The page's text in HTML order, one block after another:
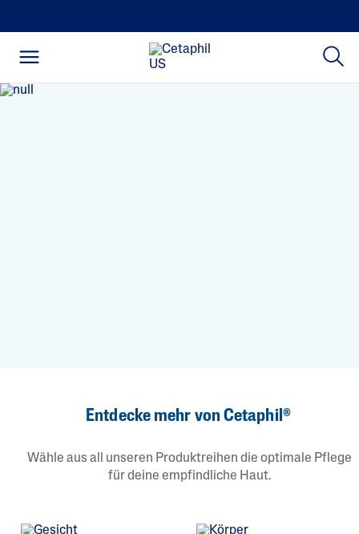
Entdecke mehr von Cetaphil®
Wähle aus all unseren Produktreihen die optimale Pflege
für deine empfindliche Haut.